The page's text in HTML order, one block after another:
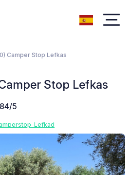
Camper Stop Lefkas
Stop Lefkas
5